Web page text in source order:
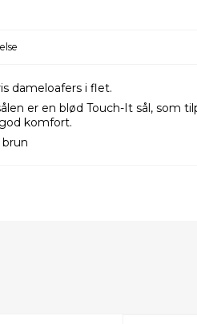
dameloafers i flet.
er en blød Touch-It sål, som
komfort.
brun